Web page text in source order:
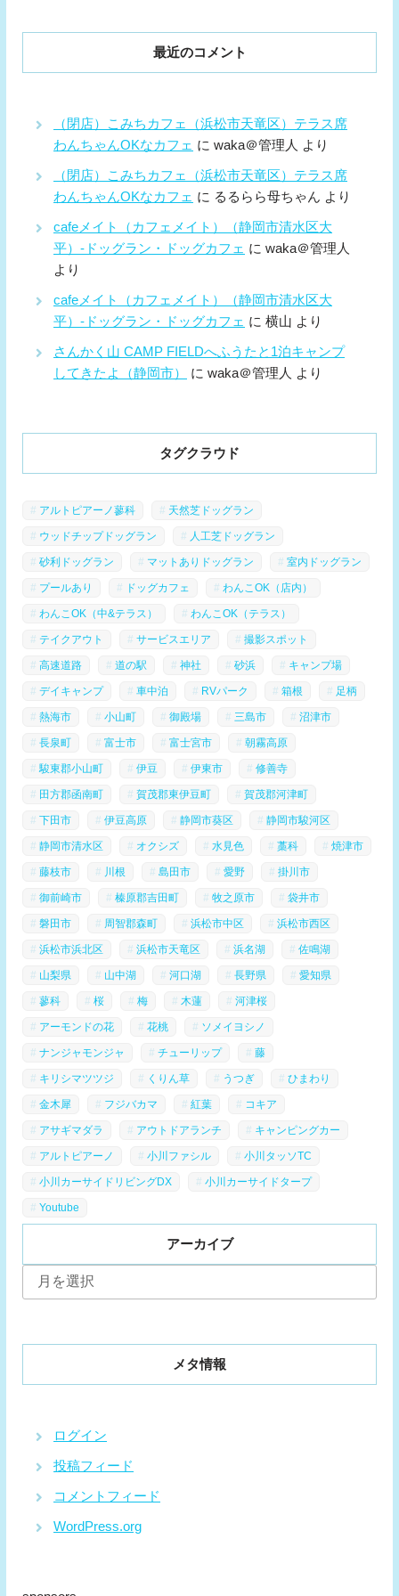
最近のコメント
（閉店）こみちカフェ（浜松市天竜区）テラス席
わんちゃんOKなカフェ に waka＠管理人 より
（閉店）こみちカフェ（浜松市天竜区）テラス席
わんちゃんOKなカフェ に るるらら母ちゃん より
cafeメイト（カフェメイト）（静岡市清水区大
平）-ドッグラン・ドッグカフェ に waka＠管理人
より
cafeメイト（カフェメイト）（静岡市清水区大
平）-ドッグラン・ドッグカフェ に 横山 より
さんかく山 CAMP FIELDへふうたと1泊キャンプ
してきたよ（静岡市）
に waka＠管理人 より
タグクラウド
アルトピアーノ蓼科 天然芝ドッグラン
ウッドチップドッグラン 人工芝ドッグラン
砂利ドッグラン マットありドッグラン 室内ドッグラン
プールあり ドッグカフェ わんこOK（店内）
わんこOK（中&テラス） わんこOK（テラス）
テイクアウト サービスエリア 撮影スポット
高速道路 道の駅 神社 砂浜 キャンプ場
デイキャンプ 車中泊 RVパーク 箱根 足柄
熱海市 小山町 御殿場 三島市 沼津市
長泉町 富士市 富士宮市 朝霧高原
駿東郡小山町 伊豆 伊東市 修善寺
田方郡函南町 賀茂郡東伊豆町 賀茂郡河津町
下田市 伊豆高原 静岡市葵区 静岡市駿河区
静岡市清水区 オクシズ 水見色 藁科 焼津市
藤枝市 川根 島田市 愛野 掛川市
御前崎市 榛原郡吉田町 牧之原市 袋井市
磐田市 周智郡森町 浜松市中区 浜松市西区
浜松市浜北区 浜松市天竜区 浜名湖 佐鳴湖
山梨県 山中湖 河口湖 長野県 愛知県
蓼科 桜 梅 木蓮 河津桜
アーモンドの花 花桃 ソメイヨシノ
ナンジャモンジャ チューリップ 藤
キリシマツツジ くりん草 うつぎ ひまわり
金木犀 フジバカマ 紅葉 コキア
アサギマダラ アウトドアランチ キャンピングカー
アルトピアーノ 小川ファシル 小川タッソTC
小川カーサイドリビングDX 小川カーサイドタープ
Youtube
アーカイブ
ー
メタ情報
ログイン
投稿フィード
コメントフィード
WordPress.org